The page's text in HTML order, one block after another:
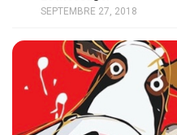
SEPTEMBRE 27, 2018